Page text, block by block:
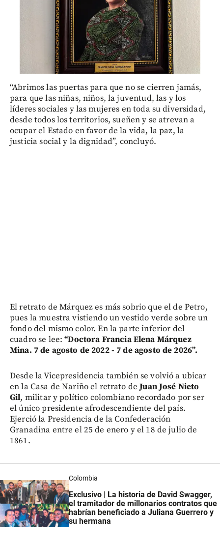
“Abrimos las puertas para que no se cierren jamás,
para que las niñas, niños, la juventud, las y los
líderes sociales y las mujeres en toda su diversidad,
desde todos los territorios, sueñen y se atrevan a
ocupar el Estado en favor de la vida, la paz, la
justicia social y la dignidad”, concluyó.
El retrato de Márquez es más sobrio que el de Petro,
pues la muestra vistiendo un vestido verde sobre un
fondo del mismo color. En la parte inferior del
cuadro se lee: “Doctora Francia Elena Márquez
Mina. 7 de agosto de 2022 - 7 de agosto de 2026”.
Desde la Vicepresidencia también se volvió a ubicar
en la Casa de Nariño el retrato deJuan José Nieto
Gil, militar y político colombiano recordado por ser
el único presidente afrodescendiente del país.
Ejerció la Presidencia de la Confederación
Granadina entre el 25 de enero y el 18 de julio de
1861.
Colombia
Exclusivo | La historia de David Swagger,
el tramitador de millonarios contratos que
habrían beneficiado a Juliana Guerrero y
su hermana